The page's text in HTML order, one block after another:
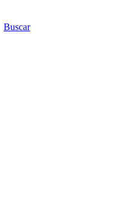
Buscar